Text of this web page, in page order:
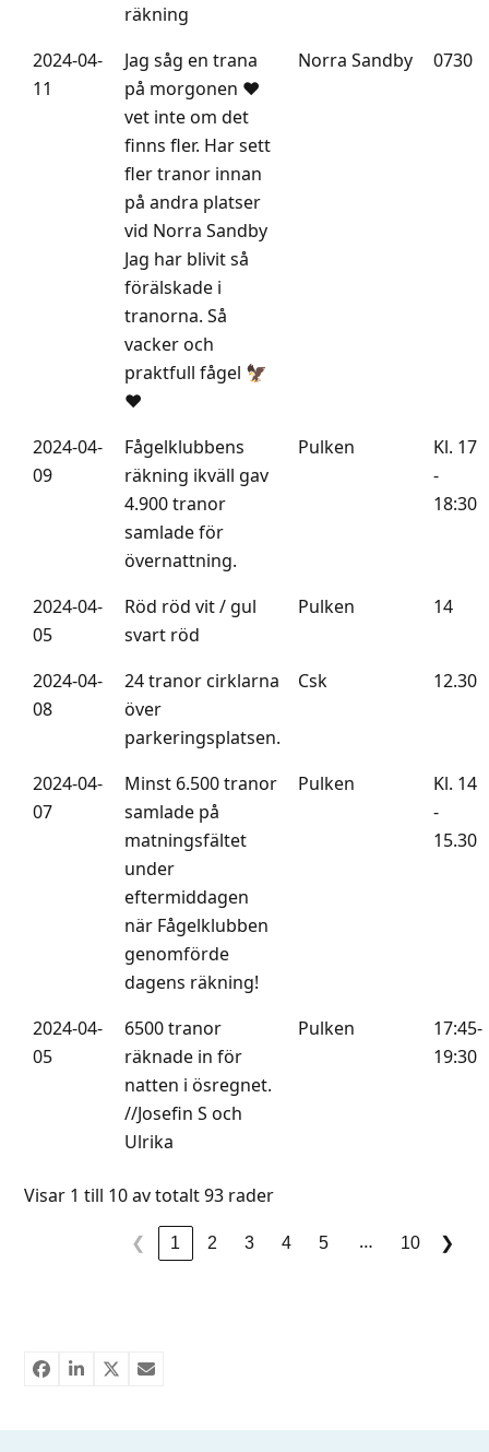
räkning
2024-04-
11
Jag såg en trana
på morgonen ❤️
vet inte om det
finns fler. Har sett
fler tranor innan
på andra platser
vid Norra Sandby
Jag har blivit så
förälskade i
tranorna. Så
vacker och
praktfull fågel 🦅
❤️
Norra Sandby 0730
2024-04-
09
Fågelklubbens
räkning ikväll gav
4.900 tranor
samlade för
övernattning.
Pulken
Kl. 17
-
18:30
2024-04-
05
Röd röd vit / gul
svart röd
Pulken 14
2024-04-
08
24 tranor cirklarna
över
parkeringsplatsen.
Csk 12.30
2024-04-
07
Minst 6.500 tranor
samlade på
matningsfältet
under
eftermiddagen
när Fågelklubben
genomförde
dagens räkning!
Pulken
Kl. 14
-
15.30
2024-04-
05
6500 tranor
räknade in för
natten i ösregnet.
//Josefin S och
Ulrika
Pulken
17:45-
19:30
Visar 1 till 10 av totalt 93 rader
❮ 1 2 3 4 5 … 10 ❯